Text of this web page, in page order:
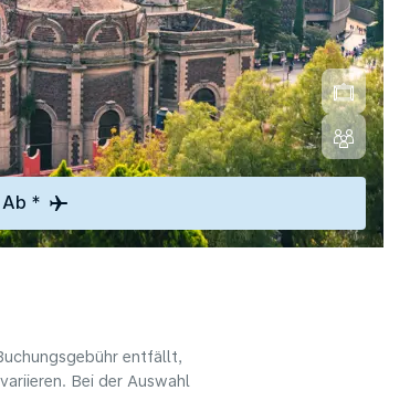
Ab *
entfällt,
Bei der Auswahl